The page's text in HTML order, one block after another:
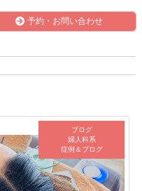
予約・お問い合わせ
ブログ
婦人科系
症例＆ブログ